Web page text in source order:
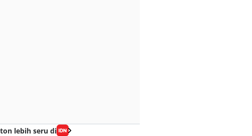
lebih seru di